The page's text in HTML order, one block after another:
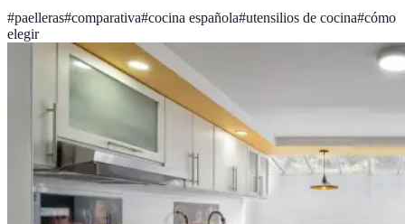
#paelleras#comparativa#cocina española#utensilios de cocina#cómo
elegir